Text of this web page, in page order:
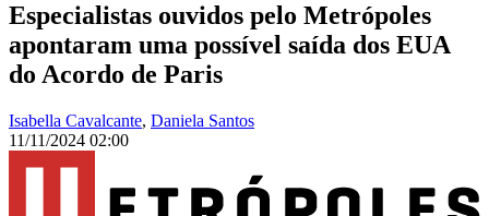
Especialistas ouvidos pelo Metrópoles
apontaram uma possível saída dos EUA
do Acordo de Paris
Isabella Cavalcante, Daniela Santos
11/11/2024 02:00